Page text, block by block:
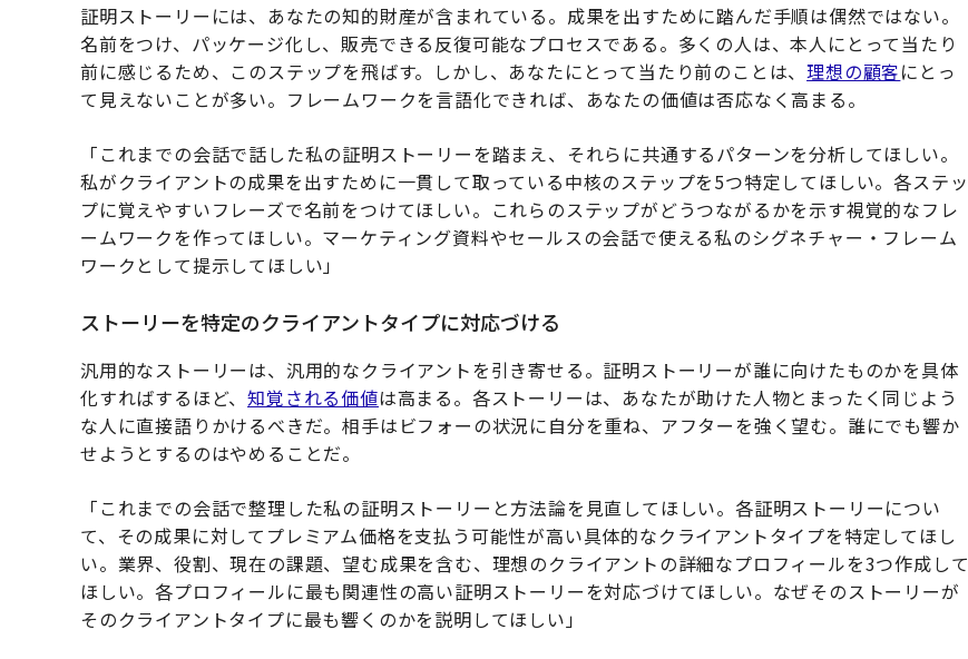
証明ストーリーには、あなたの知的財産が含まれている。成果を出すために踏んだ手順は偶然ではない。
名前をつけ、パッケージ化し、販売できる反復可能なプロセスである。多くの人は、本人にとって当たり
前に感じるため、このステップを飛ばす。しかし、あなたにとって当たり前のことは、理想の顧客にとっ
て見えないことが多い。フレームワークを言語化できれば、あなたの価値は否応なく高まる。
「これまでの会話で話した私の証明ストーリーを踏まえ、それらに共通するパターンを分析してほしい。
私がクライアントの成果を出すために一貫して取っている中核のステップを5つ特定してほしい。各ステッ
プに覚えやすいフレーズで名前をつけてほしい。これらのステップがどうつながるかを示す視覚的なフレ
ームワークを作ってほしい。マーケティング資料やセールスの会話で使える私のシグネチャー・フレーム
ワークとして提示してほしい」
ストーリーを特定のクライアントタイプに対応づける
汎用的なストーリーは、汎用的なクライアントを引き寄せる。証明ストーリーが誰に向けたものかを具体
化すればするほど、知覚される価値は高まる。各ストーリーは、あなたが助けた人物とまったく同じよう
な人に直接語りかけるべきだ。相手はビフォーの状況に自分を重ね、アフターを強く望む。誰にでも響か
せようとするのはやめることだ。
「これまでの会話で整理した私の証明ストーリーと方法論を見直してほしい。各証明ストーリーについ
て、その成果に対してプレミアム価格を支払う可能性が高い具体的なクライアントタイプを特定してほし
い。業界、役割、現在の課題、望む成果を含む、理想のクライアントの詳細なプロフィールを3つ作成して
ほしい。各プロフィールに最も関連性の高い証明ストーリーを対応づけてほしい。なぜそのストーリーが
そのクライアントタイプに最も響くのかを説明してほしい」